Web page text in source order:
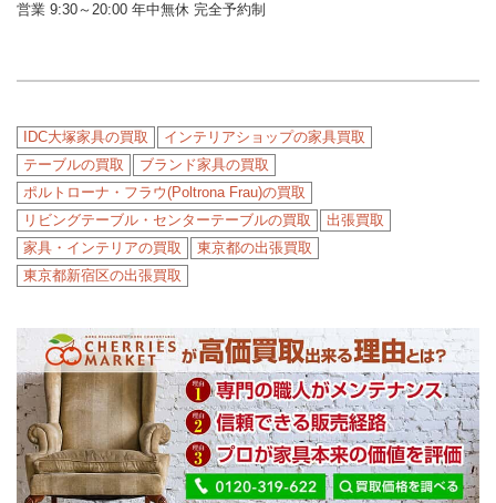
営業 9:30～20:00 年中無休 完全予約制
IDC大塚家具の買取
インテリアショップの家具買取
テーブルの買取
ブランド家具の買取
ポルトローナ・フラウ(Poltrona Frau)の買取
リビングテーブル・センターテーブルの買取
出張買取
家具・インテリアの買取
東京都の出張買取
東京都新宿区の出張買取